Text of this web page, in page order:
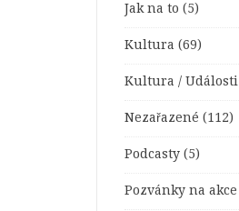
Jak na to (5)
Kultura (69)
Kultura / Události
Nezařazené (112)
Podcasty (5)
Pozvánky na akce